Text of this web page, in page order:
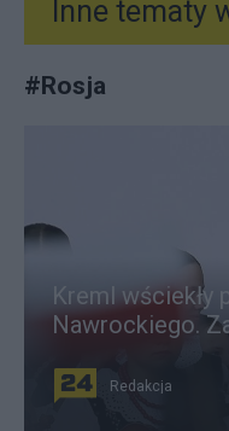
Inne tematy
#Rosja
Kreml wściekły
Nawrockiego.
Redakcja